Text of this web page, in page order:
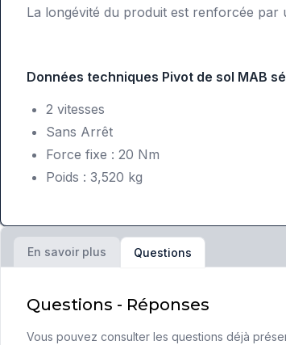
La longévité du produit est renforcée par
Données techniques Pivot de sol MAB
2 vitesses
Sans Arrêt
Force fixe : 20 Nm
Poids : 3,520 kg
En savoir plus Questions
Questions - Réponses
Vous pouvez consulter les questions déjà